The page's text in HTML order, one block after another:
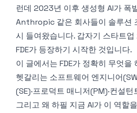
런데 2023년 이후 생성형 AI가 폭
Anthropic 같은 회사들이 솔루션
시 들여왔습니다. 갑자기 스타트
FDE가 등장하기 시작한 것입니다.
이 글에서는 FDE가 정확히 무엇을
헷갈리는 소프트웨어 엔지니어
(SE)·프로덕트 매니저(PM)·컨설
그리고 왜 하필 지금 AI가 이 역할